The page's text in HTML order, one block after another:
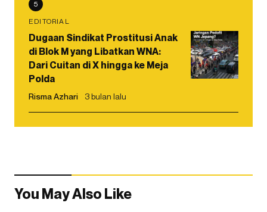
5
EDITORIAL
Dugaan Sindikat Prostitusi Anak
di Blok M yang Libatkan WNA:
Dari Cuitan di X hingga ke Meja
Polda
Risma Azhari 3 bulan lalu
You May Also Like